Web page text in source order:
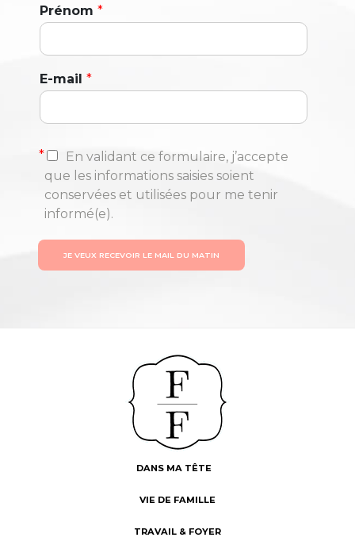
Prénom *
E-mail *
*
En validant ce formulaire, j’accepte
que les informations saisies soient
conservées et utilisées pour me tenir
informé(e).
JE VEUX RECEVOIR LE MAIL DU MATIN
DANS MA TÊTE
VIE DE FAMILLE
TRAVAIL & FOYER